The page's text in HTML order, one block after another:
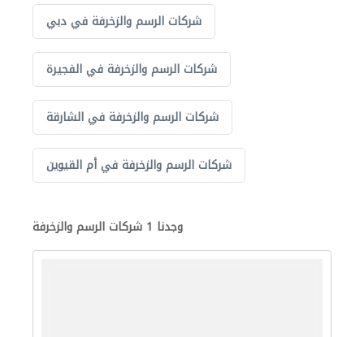
شركات الرسم والزخرفة في دبي
شركات الرسم والزخرفة في الفجيرة
شركات الرسم والزخرفة في الشارقة
شركات الرسم والزخرفة في أم القيوين
وجدنا 1 شركات الرسم والزخرفة